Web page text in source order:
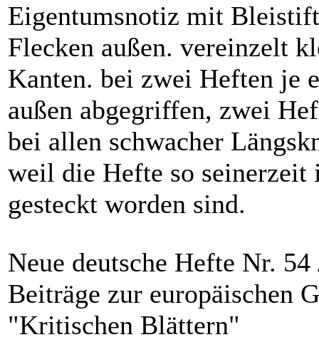
Eigentumsnotiz mit
Flecken außen. vereinzelt
Kanten. bei zwei Heften je
außen abgegriffen, zwei
bei allen schwacher
weil die Hefte so seinerzeit
gesteckt worden sind.
Neue deutsche Hefte Nr. 54
Beiträge zur europäischen
"Kritischen Blättern"